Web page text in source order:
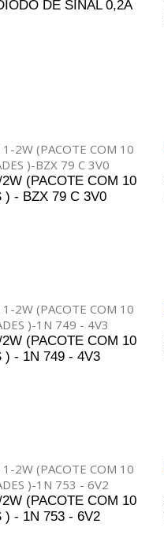
DE SINAL 0,2A
(PACOTE COM 10
) - BZX 79 C 3V0
(PACOTE COM 10
) - 1N 749 - 4V3
(PACOTE COM 10
) - 1N 753 - 6V2